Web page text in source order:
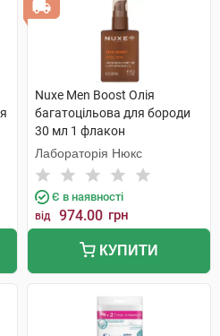
Nuxe Men Boost Олія
багатоцільова для бороди
30 мл 1 флакон
Лабораторія Нюкс
Є в наявності
від 974.00 грн
КУПИТИ